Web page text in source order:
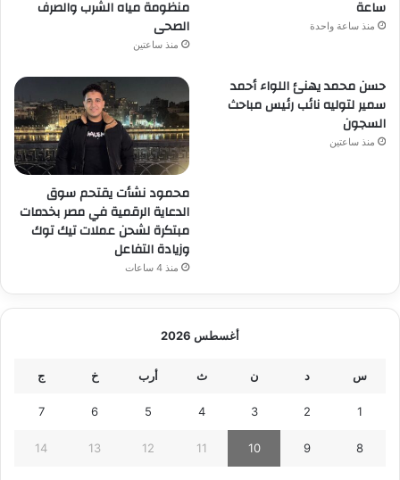
ساعة
منذ ساعة واحدة
منظومة مياه الشرب والصرف
الصحى
منذ ساعتين
حسن محمد يهنئ اللواء أحمد
سمير لتوليه نائب رئيس مباحث
السجون
منذ ساعتين
محمود نشأت يقتحم سوق
الدعاية الرقمية في مصر بخدمات
مبتكرة لشحن عملات تيك توك
وزيادة التفاعل
منذ 4 ساعات
أغسطس 2026
س د ن ث أرب خ ج
1
2
3
4
5
6
7
8
9
10
11
12
13
14